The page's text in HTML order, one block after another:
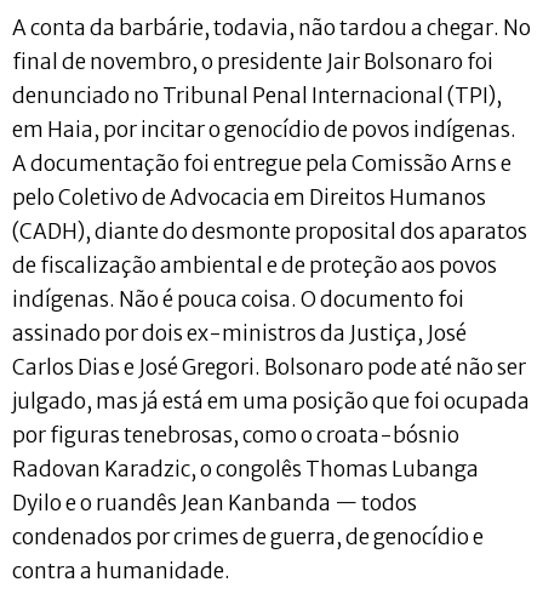
A conta da barbárie, todavia, não tardou a chegar. No
final de novembro, o presidente Jair Bolsonaro foi
denunciado no Tribunal Penal Internacional (TPI),
em Haia, por incitar o genocídio de povos indígenas.
A documentação foi entregue pela Comissão Arns e
pelo Coletivo de Advocacia em Direitos Humanos
(CADH), diante do desmonte proposital dos aparatos
de fiscalização ambiental e de proteção aos povos
indígenas. Não é pouca coisa. O documento foi
assinado por dois ex-ministros da Justiça, José
Carlos Dias e José Gregori. Bolsonaro pode até não ser
julgado, mas já está em uma posição que foi ocupada
por figuras tenebrosas, como o croata-bósnio
Radovan Karadzic, o congolês Thomas Lubanga
Dyilo e o ruandês Jean Kanbanda — todos
condenados por crimes de guerra, de genocídio e
contra a humanidade.